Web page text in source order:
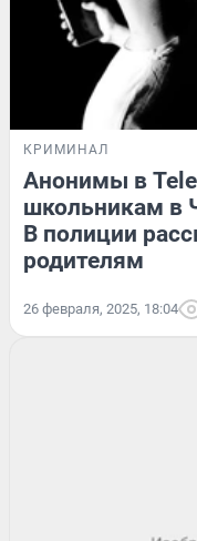
КРИМИНАЛ
Анонимы в
школьникам в
В полиции
родителям
26 февраля, 2025, 18:04